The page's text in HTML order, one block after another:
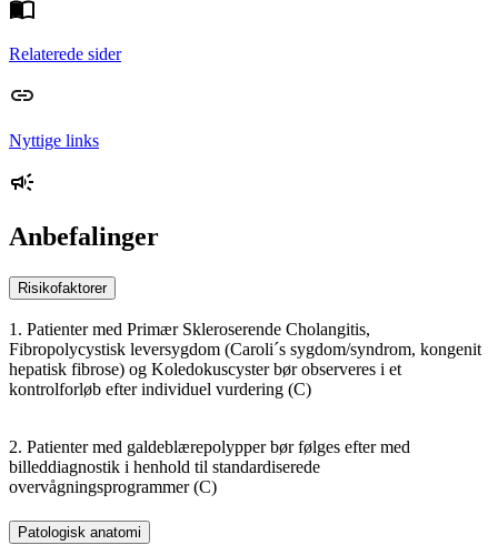
Relaterede sider
Nyttige links
Anbefalinger
Risikofaktorer
1. Patienter med Primær Skleroserende Cholangitis,
Fibropolycystisk leversygdom (Caroli´s sygdom/syndrom, kongenit
hepatisk fibrose) og Koledokuscyster bør observeres i et
kontrolforløb efter individuel vurdering (C)
2. Patienter med galdeblærepolypper bør følges efter med
billeddiagnostik i henhold til standardiserede
overvågningsprogrammer (C)
Patologisk anatomi